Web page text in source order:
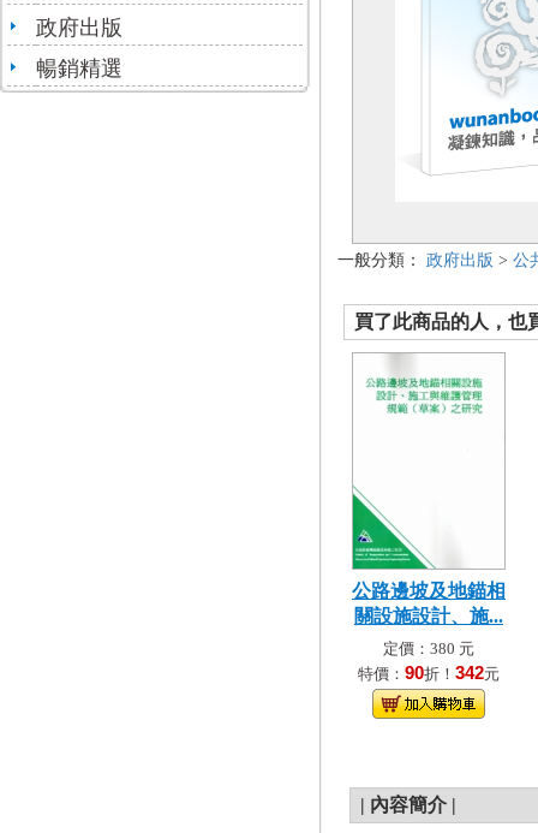
政府出版
暢銷精選
一般分類： 政府出版 > 公
買了此商品的人，也
公路邊坡及地錨相
關設施設計、施...
定價：380 元
特價： 90折！ 342元
| 內容簡介 |